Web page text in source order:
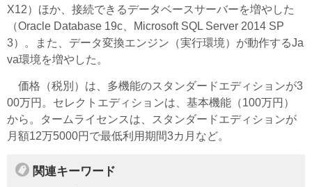
X12）ほか、接続できるデータベースサーバーを増やした
（Oracle Database 19c、Microsoft SQL Server 2014 SP
3）。また、データ変換エンジン（実行環境）が動作するJa
va環境を増やした。
価格（税別）は、多機能のスタンダードエディションが3
00万円。セレクトエディションは、基本機能（100万円）
から。タームライセンスは、スタンダードエディションが
月額12万5000円で最低利用期間3カ月など。
関連キーワード